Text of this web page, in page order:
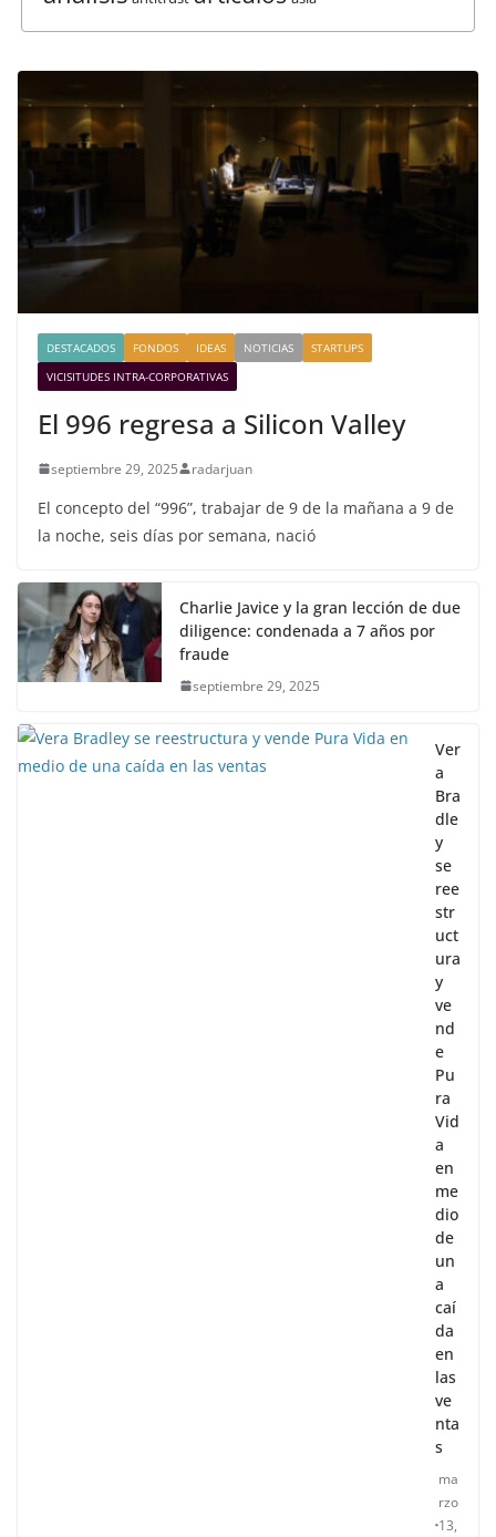
DESTACADOS FONDOS IDEAS NOTICIAS
STARTUPS
VICISITUDES INTRA-CORPORATIVAS
El 996 regresa a Silicon Valley
septiembre 29, 2025 radarjuan
El concepto del “996”, trabajar de 9 de la mañana a 9 de
la noche, seis días por semana, nació
Charlie Javice y la gran lección de due
diligence: condenada a 7 años por
fraude
septiembre 29, 2025
Ver
a
Bra
dle
y
se
ree
str
uct
ura
y
ve
nd
e
Pu
ra
Vid
a
en
me
dio
de
un
a
caí
da
en
las
ve
nta
s
ma
rzo
13,